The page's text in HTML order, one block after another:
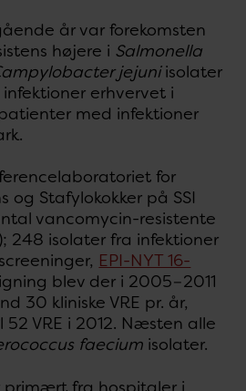
år var forekomsten
højere i Salmonella
jejuniisolater
erhvervet i
med infektioner
for
og Stafylokokker på SSI
vancomycin-resistente
248 isolater fra infektioner
EPI-NYT 16-
blev der i 2005−2011
30 kliniske VRE pr. år,
VRE i 2012. Næsten alle
faecium isolater.